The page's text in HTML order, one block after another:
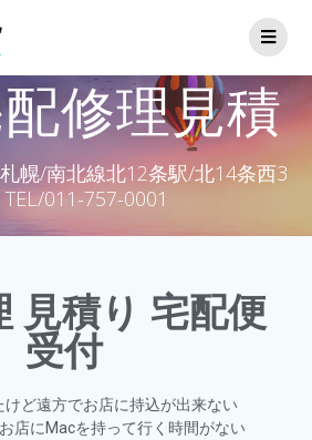
修理見積
幌/南北線北12条駅/北14条西3
011-757-0001
見積り 宅配便
受付
けど遠方でお店に持込が出来ない
店にMacを持って行く時間がない